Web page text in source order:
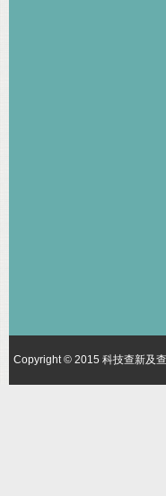
Copyright © 2015 科技查新及